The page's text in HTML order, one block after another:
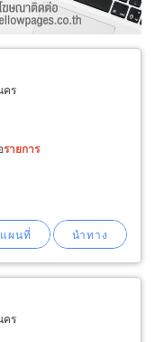
คร
รายการ
คร